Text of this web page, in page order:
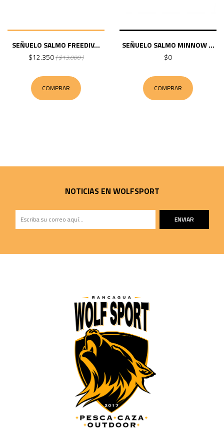
SEÑUELO SALMO FREEDIV...
$12.350( $13.000 )
COMPRAR
SEÑUELO SALMO MINNOW ...
$0
COMPRAR
NOTICIAS EN WOLFSPORT
ENVIAR